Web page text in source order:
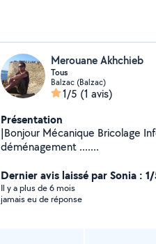
Merouane Akhchieb
Tous
Balzac (Balzac)
1/5 (1 avis)
Présentation
|Bonjour Mécanique Bricolage Informatique Aide aux
déménagement .......
Dernier avis laissé par Sonia :
Il y a plus de 6 mois
jamais eu de réponse